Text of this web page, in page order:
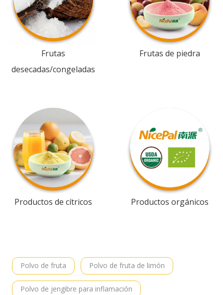
Frutas
desecadas/congeladas
Frutas de piedra
Productos de cítricos Productos orgánicos
Polvo de fruta Polvo de fruta de limón
Polvo de jengibre para inflamación